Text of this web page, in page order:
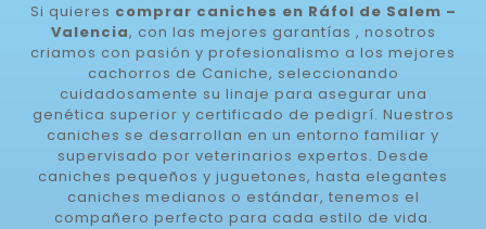
Si quieres comprar caniches en Ráfol de Salem –
Valencia, con las mejores garantías , nosotros
criamos con pasión y profesionalismo a los mejores
cachorros de Caniche, seleccionando
cuidadosamente su linaje para asegurar una
genética superior y certificado de pedigrí. Nuestros
caniches se desarrollan en un entorno familiar y
supervisado por veterinarios expertos. Desde
caniches pequeños y juguetones, hasta elegantes
caniches medianos o estándar, tenemos el
compañero perfecto para cada estilo de vida.